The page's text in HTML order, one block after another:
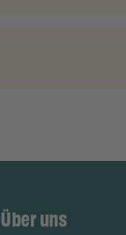
Über uns